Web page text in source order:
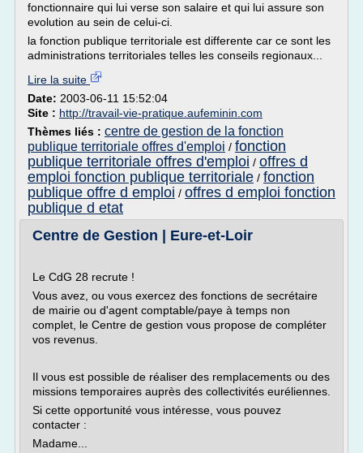
fonctionnaire qui lui verse son salaire et qui lui assure son
evolution au sein de celui-ci.
la fonction publique territoriale est differente car ce sont les
administrations territoriales telles les conseils regionaux...
Lire la suite
Date: 2003-06-11 15:52:04
Site : http://travail-vie-pratique.aufeminin.com
Thèmes liés : centre de gestion de la fonction
publique territoriale offres d'emploi / fonction
publique territoriale offres d'emploi / offres d
emploi fonction publique territoriale / fonction
publique offre d emploi / offres d emploi fonction
publique d etat
Centre de Gestion | Eure-et-Loir
Le CdG 28 recrute !
Vous avez, ou vous exercez des fonctions de secrétaire
de mairie ou d'agent comptable/paye à temps non
complet, le Centre de gestion vous propose de compléter
vos revenus.
Il vous est possible de réaliser des remplacements ou des
missions temporaires auprès des collectivités euréliennes.
Si cette opportunité vous intéresse, vous pouvez
contacter :
Madame...